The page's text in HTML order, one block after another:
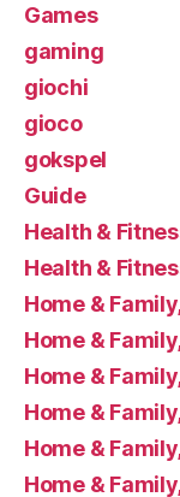
Games
gaming
giochi
gioco
gokspel
Guide
Health &
Health &
Home &
Home &
Home &
Home &
Home &
Home &